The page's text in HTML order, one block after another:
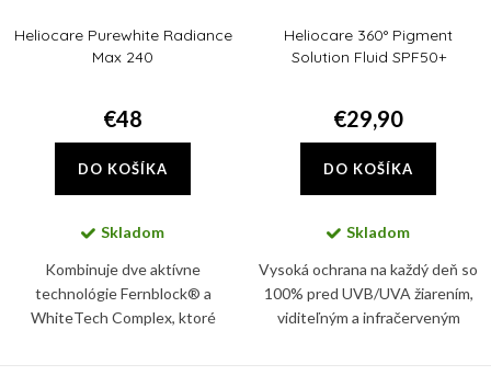
Heliocare Purewhite Radiance
Max 240
€48
DO KOŠÍKA
Skladom
Kombinuje dve aktívne
technológie Fernblock® a
WhiteTech Complex, ktoré
Heliocare 360° Pigment
Solution Fluid SPF50+
€29,90
DO KOŠÍKA
Skladom
Vysoká ochrana na každý deň so
100% pred UVB/UVA žiarením,
viditeľným a infračerveným